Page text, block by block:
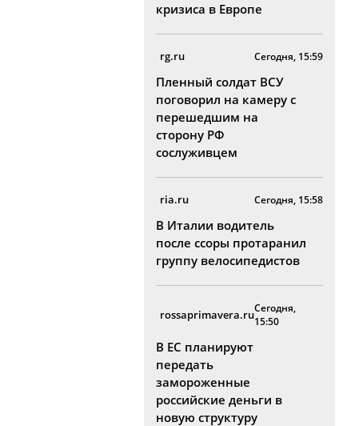
кризиса в Европе
rg.ru Сегодня, 15:59
Пленный солдат ВСУ
поговорил на камеру с
перешедшим на
сторону РФ
сослуживцем
ria.ru Сегодня, 15:58
В Италии водитель
после ссоры протаранил
группу велосипедистов
rossaprimavera.ruСегодня,
15:50
В ЕС планируют
передать
замороженные
российские деньги в
новую структуру